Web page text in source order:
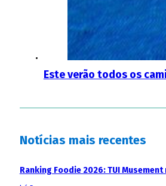
Este verão todos os
Notícias mais recentes
Ranking Foodie 2026: TUI